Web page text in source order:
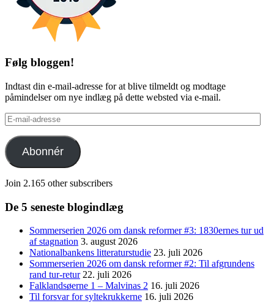
Følg bloggen!
Indtast din e-mail-adresse for at blive tilmeldt og modtage
påmindelser om nye indlæg på dette websted via e-mail.
E-
mail-
adresse
Abonnér
Join 2.165 other subscribers
De 5 seneste blogindlæg
Sommerserien 2026 om dansk reformer #3: 1830ernes tur ud
af stagnation 3. august 2026
Nationalbankens litteraturstudie 23. juli 2026
Sommerserien 2026 om dansk reformer #2: Til afgrundens
rand tur-retur 22. juli 2026
Falklandsøerne 1 – Malvinas 2 16. juli 2026
Til forsvar for syltekrukkerne 16. juli 2026